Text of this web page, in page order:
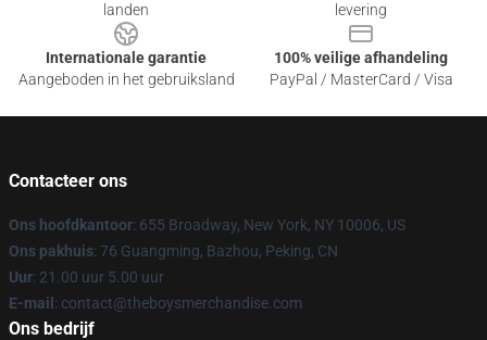
landen
levering
Internationale garantie
Aangeboden in het gebruiksland
100% veilige afhandeling
PayPal / MasterCard / Visa
Contacteer ons
Ons hoofdkantoor: 655 Broadway, New York, NY 10006, US
Ons pakhuis: 76 Guangming, Bazhou, Peking, CN
Uur: 21.00 uur 5.00 uur
E-mail : contact@theboysmerchandise.com
Ons bedrijf